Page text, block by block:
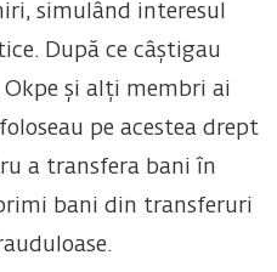
simulând interesul
După ce câștigau
și alți membri ai
pe acestea drept
a transfera bani în
bani din transferuri